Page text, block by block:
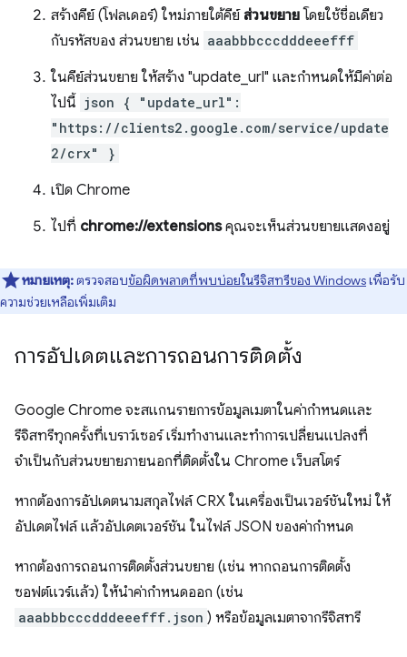
สร้างคีย์ (โฟลเดอร์) ใหม่ภายใต้คีย์ส่วนขยายโดยใช้ชื่อเดียว
กับรหัสของ ส่วนขยาย เช่น aaabbbcccdddeeefff
ในคีย์ส่วนขยาย ให้สร้าง "update_url" และกำหนดให้มีค่าต่อ
ไปนี้ json { "update_url":
"https://clients2.google.com/service/update
2/crx" }
เปิด Chrome
ไปที่ chrome://extensionsคุณจะเห็นส่วนขยายแสดงอยู่
หมายเหตุ:ตรวจสอบข้อผิดพลาดที่พบบ่อยในรีจิสทรีของ Windowsเพื่อรับ
ความช่วยเหลือเพิ่มเติม
การอัปเดตและการถอนการติดตั้ง
Google Chrome จะสแกนรายการข้อมูลเมตาในค่ากำหนดและ
รีจิสทรีทุกครั้งที่เบราว์เซอร์ เริ่มทำงานและทำการเปลี่ยนแปลงที่
จำเป็นกับส่วนขยายภายนอกที่ติดตั้งใน Chrome เว็บสโตร์
หากต้องการอัปเดตนามสกุลไฟล์ CRX ในเครื่องเป็นเวอร์ชันใหม่ ให้
อัปเดตไฟล์ แล้วอัปเดตเวอร์ชัน ในไฟล์ JSON ของค่ากำหนด
หากต้องการถอนการติดตั้งส่วนขยาย (เช่น หากถอนการติดตั้ง
ซอฟต์แวร์แล้ว) ให้นำค่ากำหนดออก (เช่น
aaabbbcccdddeeefff.json ) หรือข้อมูลเมตาจากรีจิสทรี